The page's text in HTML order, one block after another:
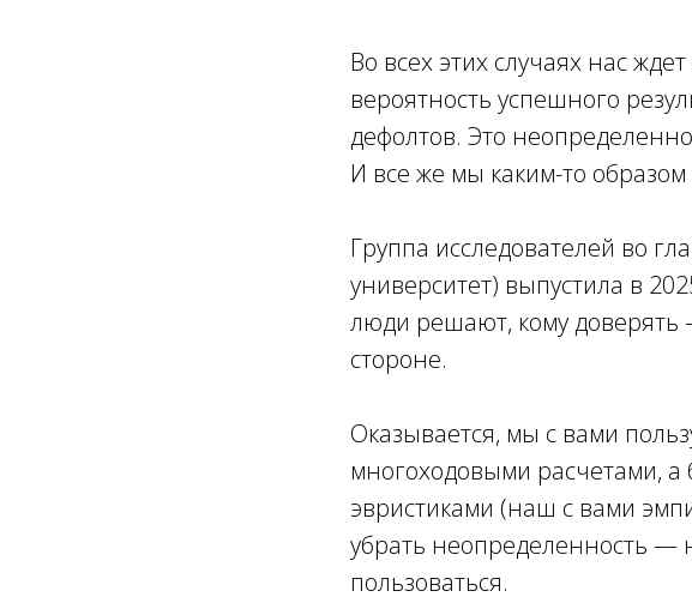
Во всех этих случаях нас
вероятность успешного
дефолтов. Это
И все же мы каким-то
Группа исследователей во
университет) выпустила в
люди решают, кому доверять
стороне.
Оказывается, мы с вами
многоходовыми расчетами,
эвристиками (наш с вами
убрать неопределенность —
пользоваться.